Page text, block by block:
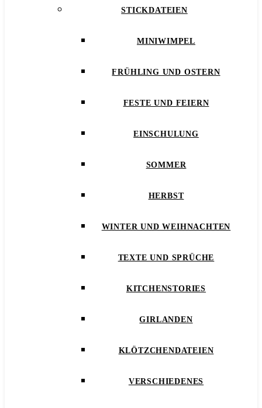
STICKDATEIEN
MINIWIMPEL
FRÜHLING UND OSTERN
FESTE UND FEIERN
EINSCHULUNG
SOMMER
HERBST
WINTER UND WEIHNACHTEN
TEXTE UND SPRÜCHE
KITCHENSTORIES
GIRLANDEN
KLÖTZCHENDATEIEN
VERSCHIEDENES